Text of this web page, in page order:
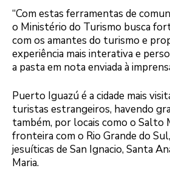
“Com estas ferramentas de
o Ministério do Turismo busca
com os amantes do turismo e
experiência mais interativa e
a pasta em nota enviada à
Puerto Iguazú é a cidade mais
turistas estrangeiros, havendo
também, por locais como o Salto
fronteira com o Rio Grande do
jesuíticas de San Ignacio, Santa
Maria.